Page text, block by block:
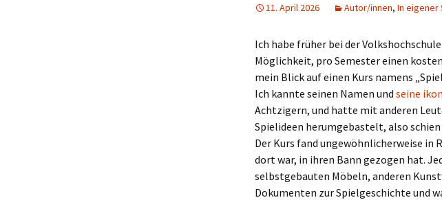
Topfrosch
Tricky Bid
Unmöglich!?/Débrouille-
toi!
Unveröffentlichte Spiele
11. April 2026 Autor/innen, In eigener
Ich habe früher bei der
Möglichkeit, pro Semester einen
mein Blick auf einen Kurs namens
Ich kannte seinen Namen und seine
Achtzigern, und hatte mit anderen
Spielideen herumgebastelt, also
Der Kurs fand ungewöhnlicherweise in
dort war, in ihren Bann gezogen hat.
selbstgebauten Möbeln, anderen
Dokumenten zur Spielgeschichte und